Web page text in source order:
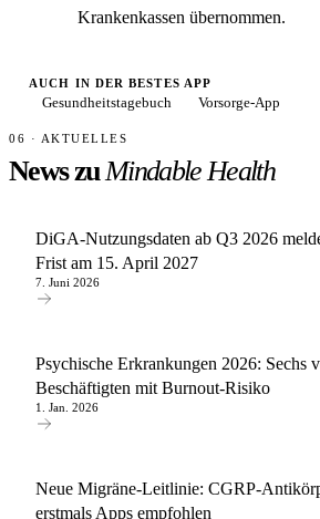
Krankenkassen übernommen.
AUCH IN DER BESTES APP
Gesundheitstagebuch Vorsorge-App
06 · AKTUELLES
News zuMindable Health
DiGA-Nutzungsdaten ab Q3 2026
Frist am 15. April 2027
7. Juni 2026
Psychische Erkrankungen 2026: Sechs
Beschäftigten mit Burnout-Risiko
1. Jan. 2026
Neue Migräne-Leitlinie: CGRP-
erstmals Apps empfohlen